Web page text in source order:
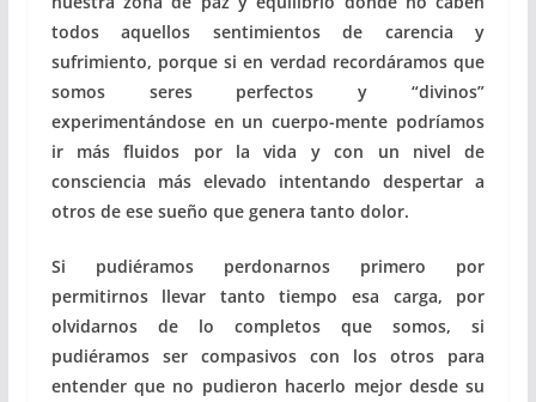
todos aquellos sentimientos de carencia y
sufrimiento, porque si en verdad recordáramos que
somos seres perfectos y “divinos”
experimentándose en un cuerpo-mente podríamos
ir más fluidos por la vida y con un nivel de
consciencia más elevado intentando despertar a
otros de ese sueño que genera tanto dolor.
Si pudiéramos perdonarnos primero por
permitirnos llevar tanto tiempo esa carga, por
olvidarnos de lo completos que somos, si
pudiéramos ser compasivos con los otros para
entender que no pudieron hacerlo mejor desde su